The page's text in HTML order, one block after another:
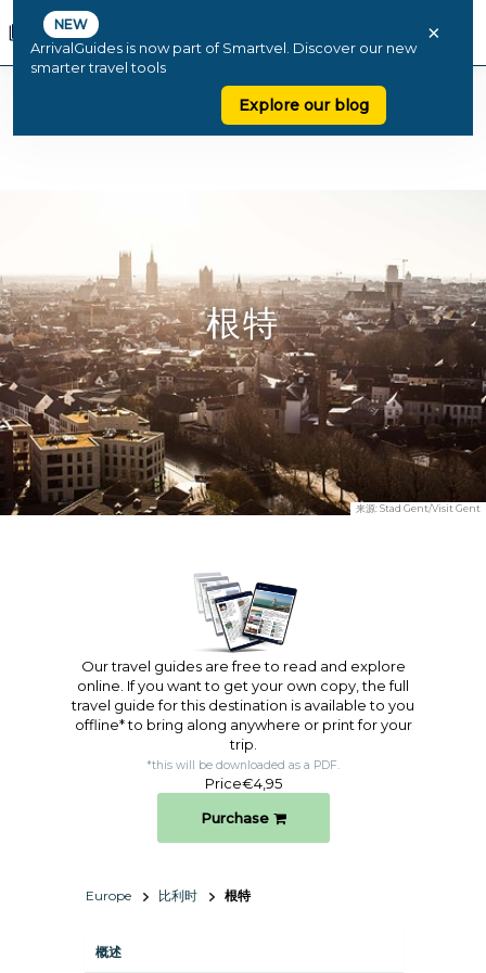
NEW
ArrivalGuides is now part of Smartvel. Discover our new
smarter travel tools
Explore our blog
×
根特
来源:Stad Gent/Visit Gent
Our travel guides are free to read and explore
online. If you want to get your own copy, the full
travel guide for this destination is available to you
offline* to bring along anywhere or print for your
trip.​
*this will be downloaded as a PDF.
Price€4,95
Purchase
Europe 比利时 根特
概述